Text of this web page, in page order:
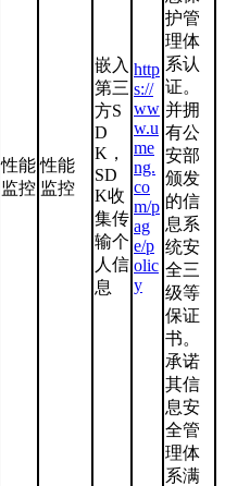
性能
监控
性能
监控
嵌入
第三
方S
D
K，
SD
K收
集传
输个
人信
息
http
s://
ww
w.u
me
ng.
co
m/p
ag
e/p
olic
y
护管
理体
系认
证。
并拥
有公
安部
颁发
的信
息系
统安
全三
级等
保证
书。
承诺
其信
息安
全管
理体
系满